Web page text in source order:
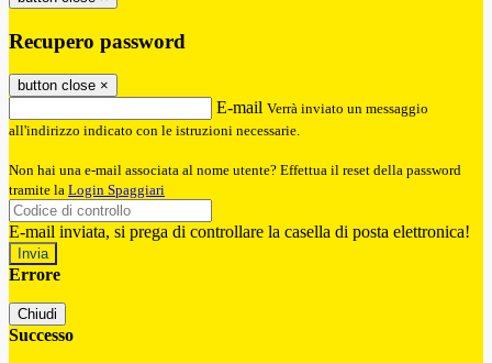
Recupero password
button close ×
E-mail Verrà inviato un messaggio
all'indirizzo indicato con le istruzioni necessarie.
Non hai una e-mail associata al nome utente? Effettua il reset della password
tramite la Login Spaggiari
E-mail inviata, si prega di controllare la casella di posta elettronica!
Errore
Chiudi
Successo